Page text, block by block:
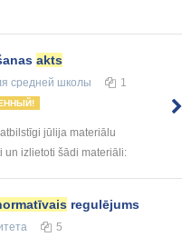
akts
средней школы 1
jūlija materiālu
un izlietoti šādi materiāli:
regulējums
5